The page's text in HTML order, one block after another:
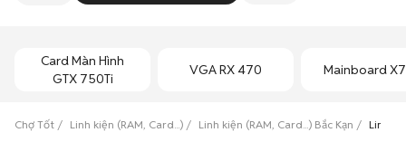
Card Màn Hình
GTX 750Ti
VGA RX 470 Mainboard
Chợ Tốt Linh kiện (RAM, Card...) Linh kiện (RAM, Card...) Bắc Kạn Linh